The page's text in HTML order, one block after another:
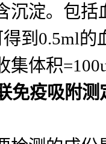
沉淀。包
到0.5ml的
集体积
免疫吸附测